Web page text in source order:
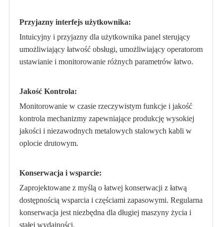
Przyjazny interfejs użytkownika:
Intuicyjny i przyjazny dla użytkownika panel sterujący
umożliwiający łatwość obsługi, umożliwiający operatorom
ustawianie i monitorowanie różnych parametrów łatwo.
Jakość Kontrola:
Monitorowanie w czasie rzeczywistym funkcje i jakość
kontrola mechanizmy zapewniające produkcję wysokiej
jakości i niezawodnych metalowych stalowych kabli w
oplocie drutowym.
Konserwacja i wsparcie:
Zaprojektowane z myślą o łatwej konserwacji z łatwą
dostępnością wsparcia i częściami zapasowymi. Regularna
konserwacja jest niezbędna dla długiej maszyny życia i
stałej wydajności.